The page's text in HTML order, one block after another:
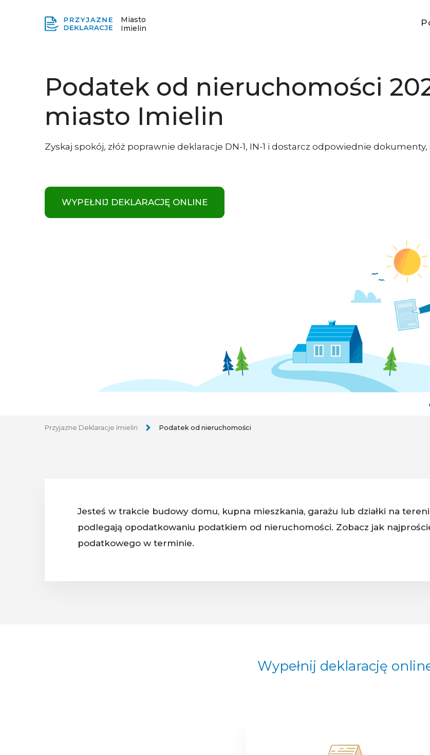
Miasto
Imielin
Podatek od nieruchomości
miasto Imielin
Zyskaj spokój, złóż poprawnie deklaracje DN-1, IN-1 i dostarcz odpowiednie
WYPEŁNIJ DEKLARACJĘ ONLINE
Przyjazne Deklaracje Imielin Podatek od nieruchomości
Jesteś w trakcie budowy domu, kupna mieszkania, garażu lub działki na
podlegają opodatkowaniu podatkiem od nieruchomości. Zobacz jak
podatkowego w terminie.
Wypełnij deklarację